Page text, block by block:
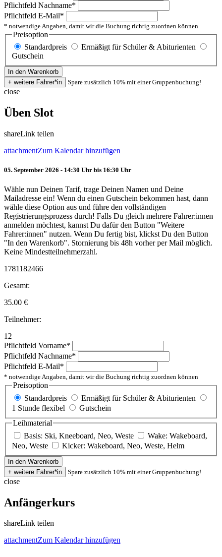
Pflichtfeld Nachname*
Pflichtfeld E-Mail*
* notwendige Angaben, damit wir die Buchung richtig zuordnen können
Preisoption
Standardpreis
Ermäßigt für Schüler & Abiturienten
Gutschein
Spare zusätzlich 10% mit einer Gruppenbuchung!
close
Üben Slot
shareLink teilen
attachmentZum Kalendar hinzufügen
05. September 2026 - 14:30 Uhr bis 16:30 Uhr
Wähle nun Deinen Tarif, trage Deinen Namen und Deine
Mailadresse ein! Wenn du einen Gutschein bekommen hast, dann
wähle diese Option aus und führe den vollständigen
Registrierungsprozess durch! Falls Du gleich mehrere Fahrer:innen
anmelden möchtest, kannst Du dafür den Button "Weitere
Fahrer:innen" nutzen. Wenn Du fertig bist, klickst Du den Button
"In den Warenkorb". Stornierung bis 48h vorher per Mail möglich.
Keine Mindestteilnehmerzahl.
1781182466
Gesamt:
35.00 €
Teilnehmer:
12
Pflichtfeld Vorname*
Pflichtfeld Nachname*
Pflichtfeld E-Mail*
* notwendige Angaben, damit wir die Buchung richtig zuordnen können
Preisoption
Standardpreis
Ermäßigt für Schüler & Abiturienten
1 Stunde flexibel
Gutschein
Leihmaterial
Basis: Ski, Kneeboard, Neo, Weste
Wake: Wakeboard,
Neo, Weste
Kicker: Wakeboard, Neo, Weste, Helm
Spare zusätzlich 10% mit einer Gruppenbuchung!
close
Anfängerkurs
shareLink teilen
attachmentZum Kalendar hinzufügen